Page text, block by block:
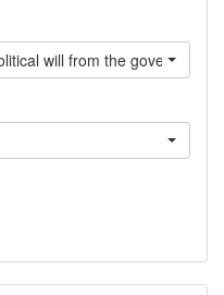
lack of political will from the government